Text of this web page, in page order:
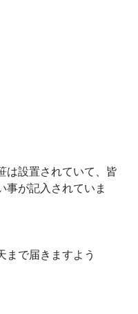
は設置されていて、皆
事が記入されていま
まで届きますよう